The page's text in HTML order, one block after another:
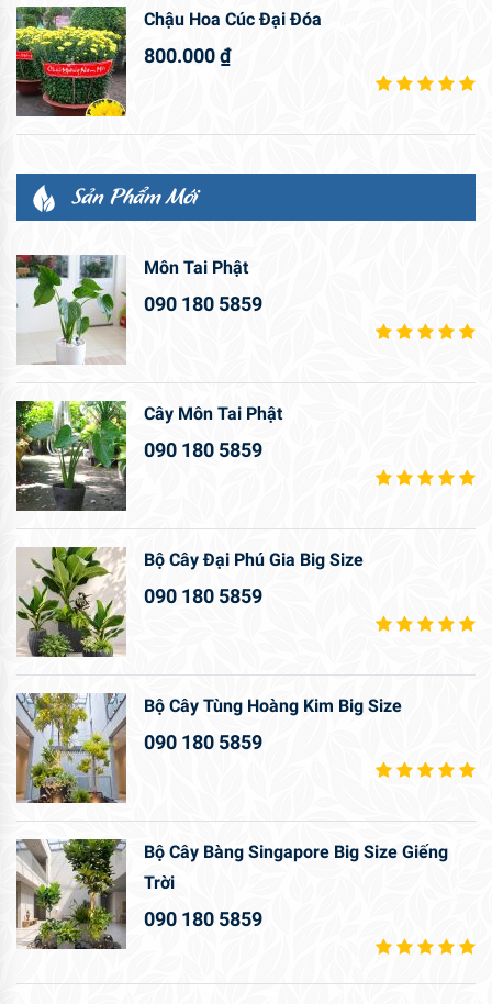
Chậu Hoa Cúc Đại Đóa
800.000₫
Sản Phẩm Mới
Môn Tai Phật
090 180 5859
Cây Môn Tai Phật
090 180 5859
Bộ Cây Đại Phú Gia Big Size
090 180 5859
Bộ Cây Tùng Hoàng Kim Big Size
090 180 5859
Bộ Cây Bàng Singapore Big Size Giếng
Trời
090 180 5859